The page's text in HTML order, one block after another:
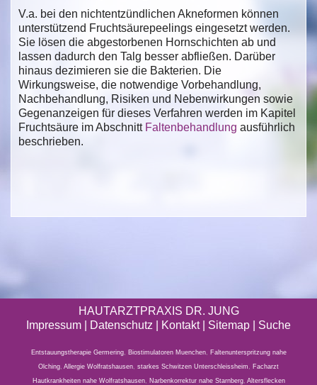
V.a. bei den nichtentzündlichen Akneformen können
unterstützend Fruchtsäurepeelings eingesetzt werden.
Sie lösen die abgestorbenen Hornschichten ab und
lassen dadurch den Talg besser abfließen. Darüber
hinaus dezimieren sie die Bakterien. Die
Wirkungsweise, die notwendige Vorbehandlung,
Nachbehandlung, Risiken und Nebenwirkungen sowie
Gegenanzeigen für dieses Verfahren werden im Kapitel
Fruchtsäure im Abschnitt Faltenbehandlung ausführlich
beschrieben.
HAUTARZTPRAXIS DR. JUNG
Impressum
Datenschutz | Kontakt | Sitemap Suche
Entstauungstherapie Germering, Biostimulatoren Muenchen, Faltenunterspritzung nahe
Olching, Allergie Wolfratshausen, starkes Schwitzen Unterschleissheim , Facharzt
Hautkrankheiten nahe Wolfratshausen, Narbenkorrektur nahe Starnberg, Altersflecken